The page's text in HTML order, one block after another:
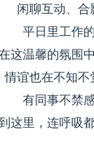
闲聊互动、合
平日里工作
这温馨的氛围
情谊也在不知不
有同事不禁
这里，连呼吸